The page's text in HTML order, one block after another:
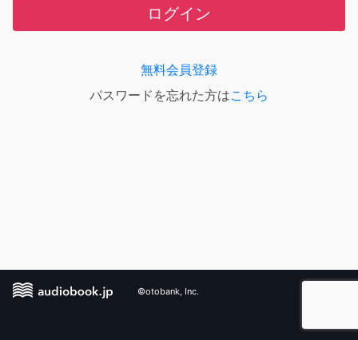
ログイン
無料会員登録
パスワードを忘れた方はこちら
©otobank, Inc.